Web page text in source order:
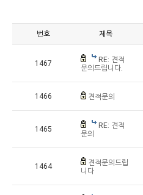
번호 제목
1467
RE: 견적
문의드립니다.
1466 견적문의
1465
RE: 견적
문의
1464
견적문의드립
니다